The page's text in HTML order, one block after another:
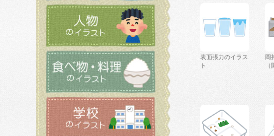
表面張力のイラス
ト
岡